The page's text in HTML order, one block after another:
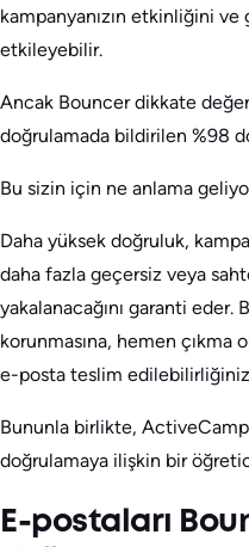
kampanyanızın etkinliğini ve
etkileyebilir.
Ancak Bouncer dikkate
doğrulamada bildirilen %98
Bu sizin için ne anlama
Daha yüksek doğruluk,
daha fazla geçersiz veya
yakalanacağını garanti
korunmasına, hemen çıkma
e-posta teslim
Bununla birlikte,
doğrulamaya ilişkin bir
E-postaları